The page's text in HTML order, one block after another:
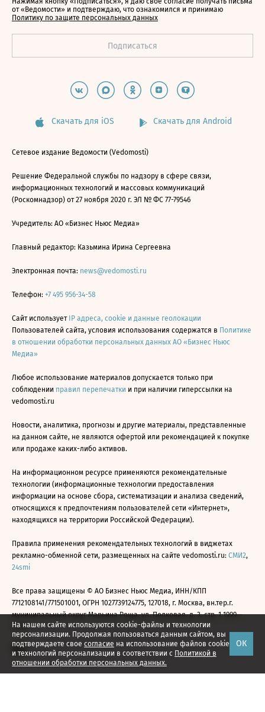
На нашем сайте используются cookie-файлы и технологии
персонализации. Продолжая пользоваться данным сайтом, вы
подтверждаете свое согласие на использование файлов cookie
и технологий персонализации в соответствии с Политикой в
отношении обработки персональных данных.
ОК
от «Ведомости» и подтверждаю, что ознакомился и принимаю
Политику по защите персональных данных
Скачать для iOS Скачать для Android
Сетевое издание Ведомости (Vedomosti)
Решение Федеральной службы по надзору в сфере связи,
информационных технологий и массовых коммуникаций
(Роскомнадзор) от 27 ноября 2020 г. ЭЛ № ФС 77-79546
Учредитель: АО «Бизнес Ньюс Медиа»
Главный редактор: Казьмина Ирина Сергеевна
Электронная почта: news@vedomosti.ru
Телефон: +7 495 956-34-58
Сайт использует IP адреса, cookie и данные геолокации
Пользователей сайта, условия использования содержатся в Политике
в отношении обработки персональных данных АО «Бизнес Ньюс
Медиа»
Любое использование материалов допускается только при
соблюдении правил перепечатки и при наличии гиперссылки на
vedomosti.ru
Новости, аналитика, прогнозы и другие материалы, представленные
на данном сайте, не являются офертой или рекомендацией к покупке
или продаже каких-либо активов.
На информационном ресурсе применяются рекомендательные
технологии (информационные технологии предоставления
информации на основе сбора, систематизации и анализа сведений,
относящихся к предпочтениям пользователей сети «Интернет»,
находящихся на территории Российской Федерации).
Правила применения рекомендательных технологий в виджетах
рекламно-обменной сети, размещенных на сайте vedomosti.ru: СМИ2,
24smi
Все права защищены © АО Бизнес Ньюс Медиа, ИНН/КПП
7712108141/771501001, ОГРН 1027739124775, 127018, г. Москва, вн.тер.г.
муниципальный округ Марьина Роща, ул. Полковая, д. 3, стр. 1 1999—
2026